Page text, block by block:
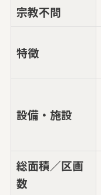
宗教不問
特徴
設備・施設
総面積／区画
数